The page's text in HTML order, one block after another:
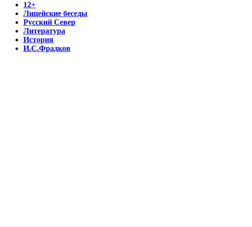
12+
Лицейские беседы
Русский Север
Литература
История
И.С.Фрадков